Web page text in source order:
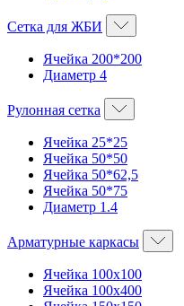
Сетка для ЖБИ
Ячейка 200*200
Диаметр 4
Рулонная сетка
Ячейка 25*25
Ячейка 50*50
Ячейка 50*62,5
Ячейка 50*75
Диаметр 1.4
Арматурные каркасы
Ячейка 100х100
Ячейка 100х400